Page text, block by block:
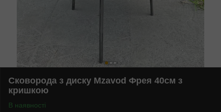
Сковорода з диску Mzavod Фрея 40см з
кришкою
В наявності